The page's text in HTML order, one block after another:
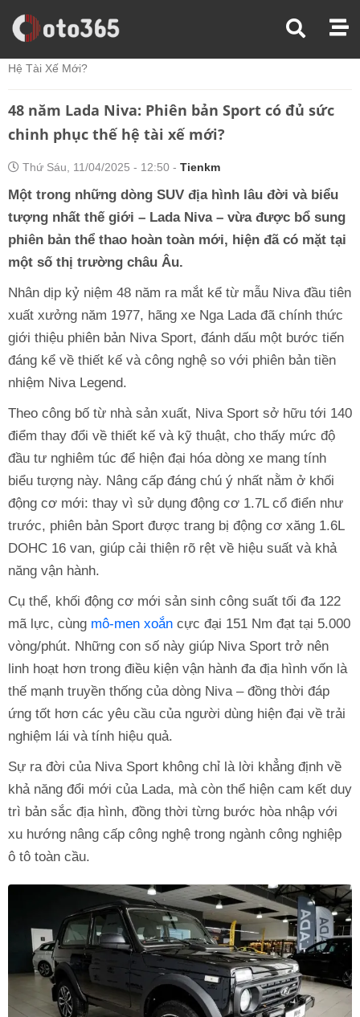
Trang Chủ
Tin Xe
Hệ Tài Xế Mới?
48 năm Lada Niva: Phiên bản Sport có đủ sức
chinh phục thế hệ tài xế mới?
Thứ Sáu, 11/04/2025 - 12:50 - Tienkm
Một trong những dòng SUV địa hình lâu đời và biểu
tượng nhất thế giới – Lada Niva – vừa được bổ sung
phiên bản thể thao hoàn toàn mới, hiện đã có mặt tại
một số thị trường châu Âu.
Nhân dịp kỷ niệm 48 năm ra mắt kể từ mẫu Niva đầu tiên
xuất xưởng năm 1977, hãng xe Nga Lada đã chính thức
giới thiệu phiên bản Niva Sport, đánh dấu một bước tiến
đáng kể về thiết kế và công nghệ so với phiên bản tiền
nhiệm Niva Legend.
Theo công bố từ nhà sản xuất, Niva Sport sở hữu tới 140
điểm thay đổi về thiết kế và kỹ thuật, cho thấy mức độ
đầu tư nghiêm túc để hiện đại hóa dòng xe mang tính
biểu tượng này. Nâng cấp đáng chú ý nhất nằm ở khối
động cơ mới: thay vì sử dụng động cơ 1.7L cổ điển như
trước, phiên bản Sport được trang bị động cơ xăng 1.6L
DOHC 16 van, giúp cải thiện rõ rệt về hiệu suất và khả
năng vận hành.
Cụ thể, khối động cơ mới sản sinh công suất tối đa 122
mã lực, cùng mô-men xoắn cực đại 151 Nm đạt tại 5.000
vòng/phút. Những con số này giúp Niva Sport trở nên
linh hoạt hơn trong điều kiện vận hành đa địa hình vốn là
thế mạnh truyền thống của dòng Niva – đồng thời đáp
ứng tốt hơn các yêu cầu của người dùng hiện đại về trải
nghiệm lái và tính hiệu quả.
Sự ra đời của Niva Sport không chỉ là lời khẳng định về
khả năng đổi mới của Lada, mà còn thể hiện cam kết duy
trì bản sắc địa hình, đồng thời từng bước hòa nhập với
xu hướng nâng cấp công nghệ trong ngành công nghiệp
ô tô toàn cầu.